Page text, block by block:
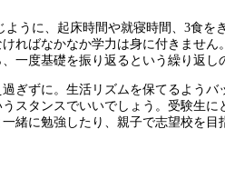
うに、起床時間や就寝時間、3食
ればなかなか学力は身に付きませ
度基礎を振り返るという繰り返し
ぎずに。生活リズムを保てるよう
スタンスでいいでしょう。受験生
緒に勉強したり、親子で志望校を